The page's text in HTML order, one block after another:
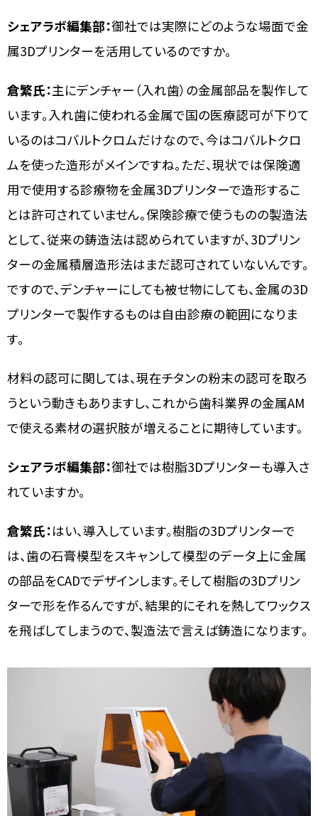
シェアラボ編集部：御社では実際にどのような場面で金
属3Dプリンターを活用しているのですか。
倉繁氏：主にデンチャー（入れ歯）の金属部品を製作して
います。入れ歯に使われる金属で国の医療認可が下りて
いるのはコバルトクロムだけなので、今はコバルトクロ
ムを使った造形がメインですね。ただ、現状では保険適
用で使用する診療物を金属3Dプリンターで造形するこ
とは許可されていません。保険診療で使うものの製造法
として、従来の鋳造法は認められていますが、3Dプリン
ターの金属積層造形法はまだ認可されていないんです。
ですので、デンチャーにしても被せ物にしても、金属の3D
プリンターで製作するものは自由診療の範囲になりま
す。
材料の認可に関しては、現在チタンの粉末の認可を取ろ
うという動きもありますし、これから歯科業界の金属AM
で使える素材の選択肢が増えることに期待しています。
シェアラボ編集部：御社では樹脂3Dプリンターも導入さ
れていますか。
倉繁氏：はい、導入しています。樹脂の3Dプリンターで
は、歯の石膏模型をスキャンして模型のデータ上に金属
の部品をCADでデザインします。そして樹脂の3Dプリン
ターで形を作るんですが、結果的にそれを熱してワックス
を飛ばしてしまうので、製造法で言えば鋳造になります。